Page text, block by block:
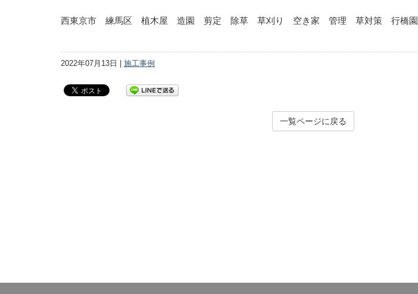
西東京市 練馬区 植木屋 造園 剪定 除草 草刈り 空き家 管理 草対策 行橋園
2022年07月13日 | 施工事例
一覧ページに戻る